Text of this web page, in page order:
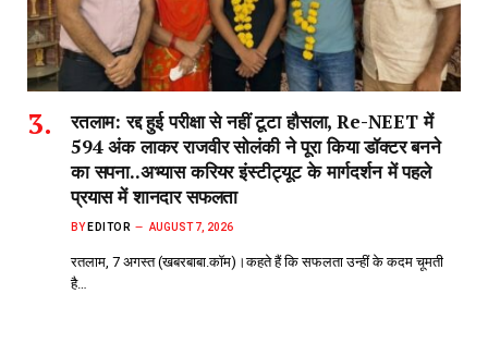
रतलाम: रद्द हुई परीक्षा से नहीं टूटा हौसला, Re-NEET में
594 अंक लाकर राजवीर सोलंकी ने पूरा किया डॉक्टर बनने
का सपना..अभ्यास करियर इंस्टीट्यूट के मार्गदर्शन में पहले
प्रयास में शानदार सफलता
BY EDITOR AUGUST 7, 2026
रतलाम, 7 अगस्त (खबरबाबा.कॉम)।कहते हैं कि सफलता उन्हीं के कदम चूमती
है…